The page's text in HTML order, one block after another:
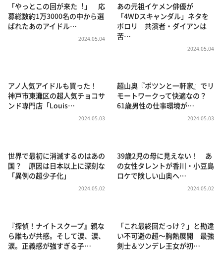
朝だ！生です旅サラダ
教えて！ニュースライブ 正義のミカタ
ザキ山小屋本館
ぺこぱのまるスポ
「やっとこの回が来た︕」 応
募総数約1万3000名の中から選
ばれたあのアイドル…
2024.05.04
あの元祖イケメン俳優が
「4WDスキャンダル」ネタを
ポロリ 共演者・ダイアンは
苦…
2024.05.04
アノ人気アイドルも買った！
神戸市東灘区の超人気チョコサ
ンド専門店「Louis…
2024.05.03
超山奥『ポツンと一軒家』でリ
モートワークって快適なの？
61歳男性の仕事環境が…
2024.05.03
世界で最初に消滅するのはあの
国？ 原因は日本以上に深刻な
「異例の超少子化」
2024.05.02
39歳2児の母に見えない！ あ
の女性タレントが香川・小豆島
ロケで険しい山奥へ…
2024.05.02
『探偵！ナイトスクープ』親な
ら誰もが共感。そして涙、涙、
涙。正義感が強すぎる子…
「これ最終回だっけ？」と勘違
い不可避の超～胸熱展開 最強
剣士＆ツンデレ王女が初…